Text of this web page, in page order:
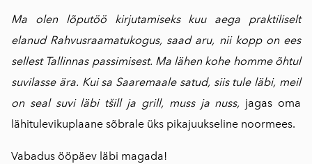
Ma olen lõputöö kirjutamiseks kuu aega praktiliselt
elanud Rahvusraamatukogus, saad aru, nii kopp on ees
sellest Tallinnas passimisest. Ma lähen kohe homme õhtul
suvilasse ära. Kui sa Saaremaale satud, siis tule läbi, meil
on seal suvi läbi tšill ja grill, muss ja nuss, jagas oma
lähitulevikuplaane sõbrale üks pikajuukseline noormees.
Vabadus ööpäev läbi magada!